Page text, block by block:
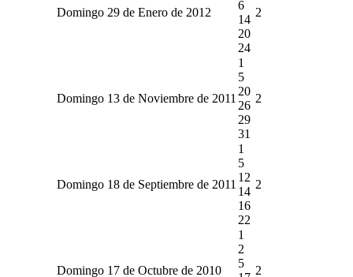
Domingo 29 de Enero de 2012
6
14
20
24
2
Domingo 13 de Noviembre de 2011
1
5
20
26
29
31
2
Domingo 18 de Septiembre de 2011
1
5
12
14
16
22
2
Domingo 17 de Octubre de 2010
1
2
5
2